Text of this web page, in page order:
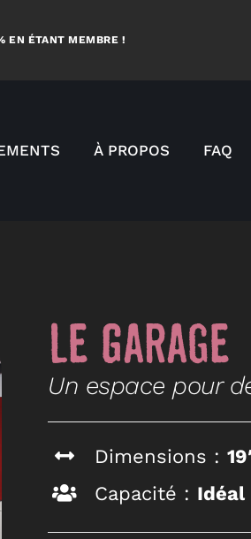
EN ÉTANT MEMBRE !
À PROPOS FAQ
Le Garage
Un espace pour
Dimensions :
Capacité : Idéal